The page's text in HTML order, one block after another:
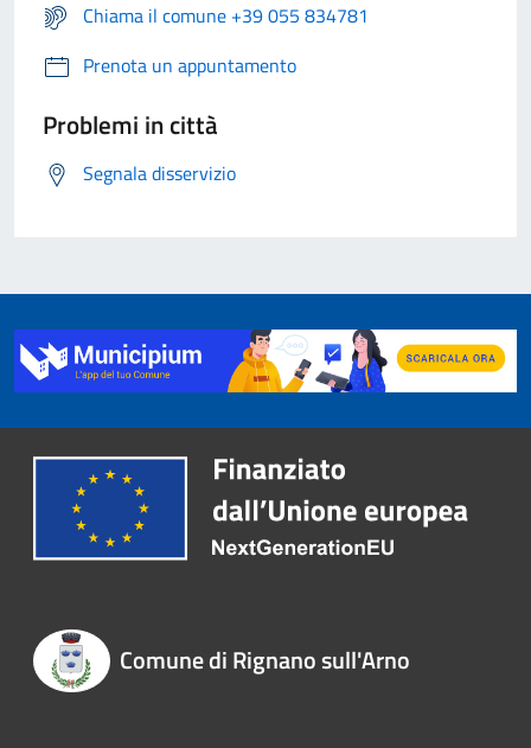
Chiama il comune +39 055 834781
Prenota un appuntamento
Problemi in città
Segnala disservizio
Comune di Rignano sull'Arno